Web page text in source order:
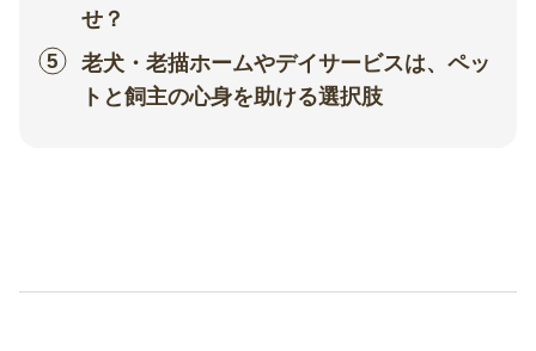
せ？
老犬・老描ホームやデイサービスは、ペッ
トと飼主の心身を助ける選択肢